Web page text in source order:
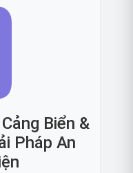
yếu. Giải pháp bảo
an toàn.
Biển &
Pháp An